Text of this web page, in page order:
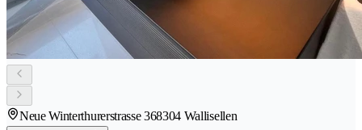
Neue Winterthurerstrasse 368304 Wallisellen